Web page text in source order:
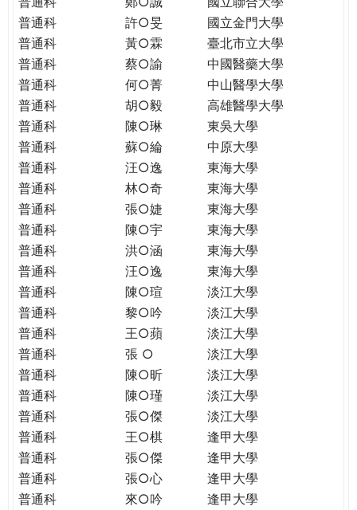
THE
WORLD
TOMORROW
PUTTING
YOU
THE
PATH
GLOBAL
CITIZENSHIP
普通科
許○旻
國立金門大學
普通科
黃○霖
臺北市立大學
普通科
蔡○諭
中國醫藥大學
普通科
何○菁
中山醫學大學
普通科
胡○毅
高雄醫學大學
普通科
陳○琳
東吳大學
普通科
蘇○綸
中原大學
普通科
汪○逸
東海大學
普通科
林○奇
東海大學
普通科
張○婕
東海大學
普通科
陳○宇
東海大學
普通科
洪○涵
東海大學
普通科
汪○逸
東海大學
普通科
陳○瑄
淡江大學
普通科
黎○吟
淡江大學
普通科
王○蘋
淡江大學
普通科
張 ○
淡江大學
普通科
陳○昕
淡江大學
普通科
陳○瑾
淡江大學
普通科
張○傑
淡江大學
普通科
王○棋
逢甲大學
普通科
張○傑
逢甲大學
普通科
張○心
逢甲大學
普通科
來○吟
逢甲大學